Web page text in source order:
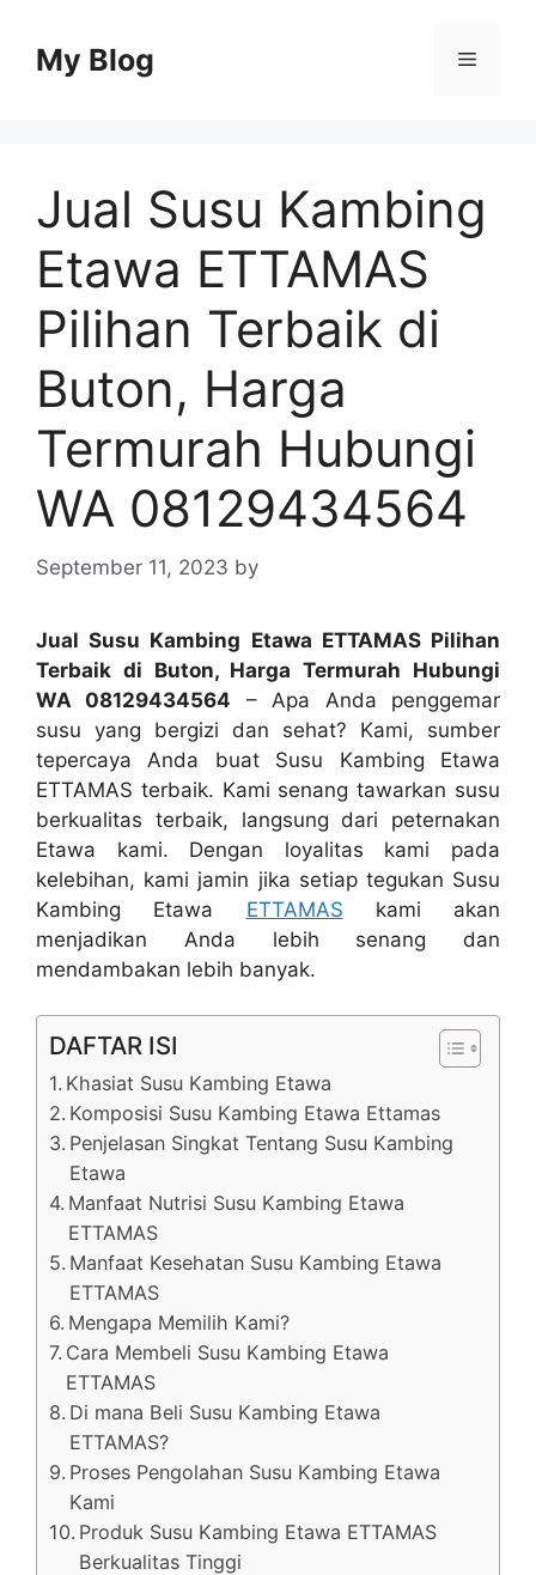
contentMy Blog Menu
Jual Susu Kambing
Etawa ETTAMAS
Pilihan Terbaik di
Buton, Harga
Termurah Hubungi
WA 08129434564
September 11, 2023 by
Jual Susu Kambing Etawa ETTAMAS Pilihan
Terbaik di Buton, Harga Termurah Hubungi
WA 08129434564 – Apa Anda penggemar
susu yang bergizi dan sehat? Kami, sumber
tepercaya Anda buat Susu Kambing Etawa
ETTAMAS terbaik. Kami senang tawarkan susu
berkualitas terbaik, langsung dari peternakan
Etawa kami. Dengan loyalitas kami pada
kelebihan, kami jamin jika setiap tegukan Susu
Kambing Etawa ETTAMAS kami akan
menjadikan Anda lebih senang dan
mendambakan lebih banyak.
DAFTAR ISI
Khasiat Susu Kambing Etawa
Komposisi Susu Kambing Etawa Ettamas
Penjelasan Singkat Tentang Susu Kambing
Etawa
Manfaat Nutrisi Susu Kambing Etawa
ETTAMAS
Manfaat Kesehatan Susu Kambing Etawa
ETTAMAS
Mengapa Memilih Kami?
Cara Membeli Susu Kambing Etawa
ETTAMAS
Di mana Beli Susu Kambing Etawa
ETTAMAS?
Proses Pengolahan Susu Kambing Etawa
Kami
Produk Susu Kambing Etawa ETTAMAS
Berkualitas Tinggi